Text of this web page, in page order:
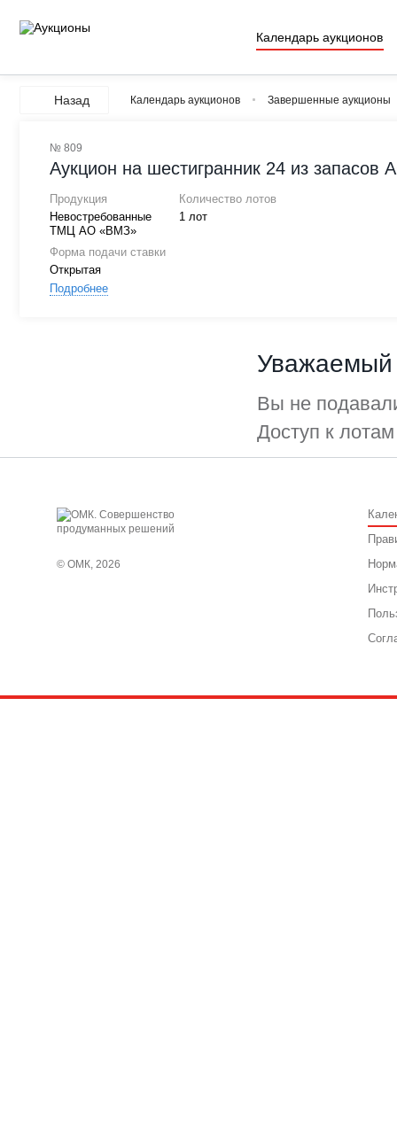
Календарь аукционов
Назад Календарь аукционов Завершенные аукционы
№ 809
Аукцион на шестигранник 24 из
Продукция
Невостребованные
ТМЦ АО «ВМЗ»
Количество лотов
1 лот
Форма подачи ставки
Открытая
Подробнее
Уважаемый
Вы не
Доступ к
© ОМК, 2026